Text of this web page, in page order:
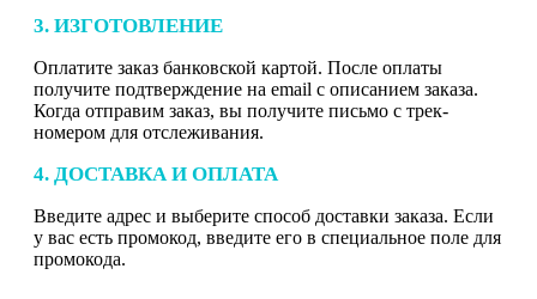
3. ИЗГОТОВЛЕНИЕ
Оплатите заказ банковской картой. После оплаты
получите подтверждение на email с описанием заказа.
Когда отправим заказ, вы получите письмо с трек-
номером для отслеживания.
4. ДОСТАВКА И ОПЛАТА
Введите адрес и выберите способ доставки заказа. Если
у вас есть промокод, введите его в специальное поле для
промокода.